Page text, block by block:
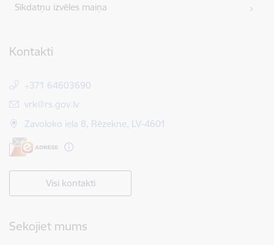
Sīkdatņu izvēles maiņa
Kontakti
+371 64603690
E-pasts:
vrk@rs.gov.lv
Zavoloko iela 8, Rēzekne, LV-4601
Visi kontakti
Sekojiet mums